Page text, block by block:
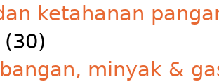
ketahanan
(30)
minyak &